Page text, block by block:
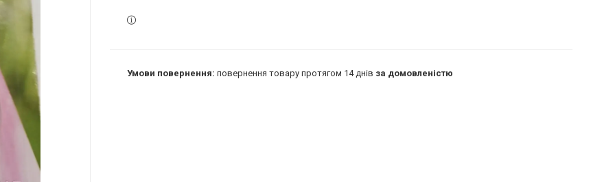
повернення товару протягом 14 днів за домовленістю